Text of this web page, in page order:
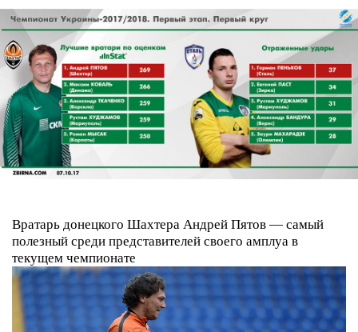
БУКМЕКЕРИ
Вратарь донецкого Шахтера Андрей Пятов — самый
полезный среди представителей своего амплуа в
текущем чемпионате